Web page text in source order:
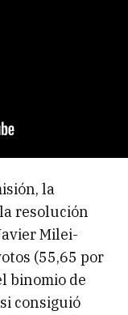
la
resolución
Milei-
(55,65 por
binomio de
consiguió